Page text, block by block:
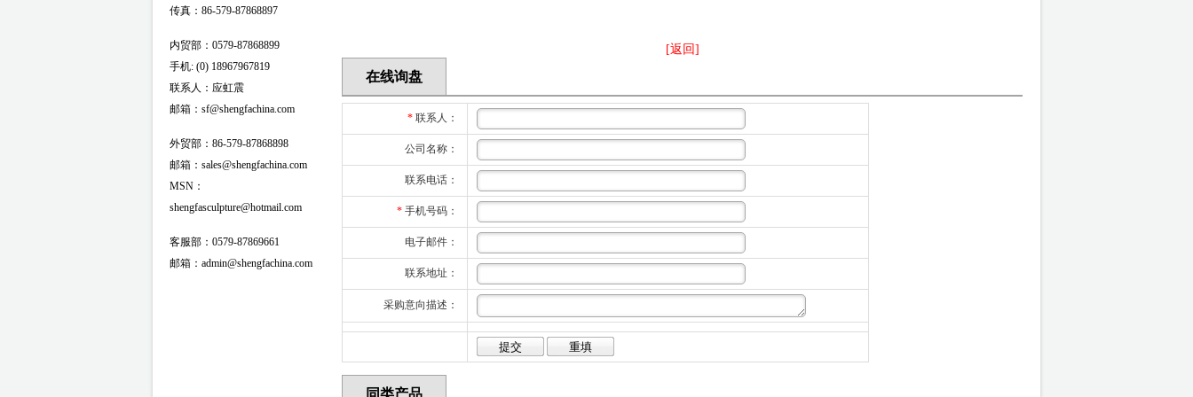
传真：86-579-87868897
内贸部：0579-87868899
手机: (0) 18967967819
联系人：应虹震
邮箱：sf@shengfachina.com
外贸部：86-579-87868898
邮箱：sales@shengfachina.com
MSN：
shengfasculpture@hotmail.com
客服部：0579-87869661
邮箱：admin@shengfachina.com
[返回]
在线询盘
* 联系人：
公司名称：
联系电话：
* 手机号码：
电子邮件：
联系地址：
采购意向描述：
同类产品